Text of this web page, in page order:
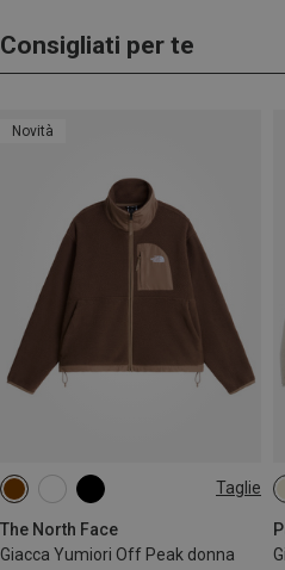
Consigliati per te
Novità
Taglie
The North Face
Giacca Yumiori Off Peak donna
XS M